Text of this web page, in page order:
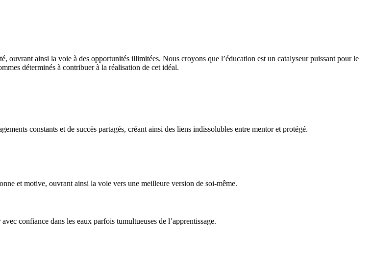
ouvrant ainsi la voie à des opportunités illimitées. Nous croyons que l’éducation est un catalyseur puissant pour le
déterminés à contribuer à la réalisation de cet idéal.
constants et de succès partagés, créant ainsi des liens indissolubles entre mentor et protégé.
et motive, ouvrant ainsi la voie vers une meilleure version de soi-même.
confiance dans les eaux parfois tumultueuses de l’apprentissage.